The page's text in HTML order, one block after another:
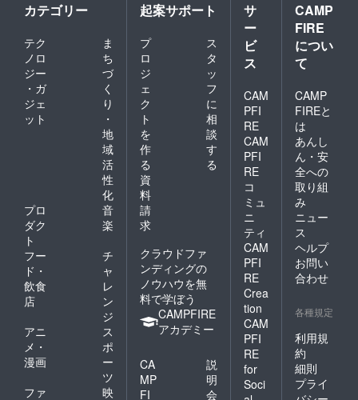
カテゴリー
テク
ノロ
ジー
・ガ
ジェ
ット
ま
ち
づ
く
り
・
地
域
活
性
化
プロ
ダク
ト
音
楽
フー
ド・
飲食
店
チ
ャ
レ
ン
ジ
アニ
メ・
漫画
ス
ポ
ー
ツ
ファ
映
起案サポート
プ
ロ
ジ
ェ
ク
ト
を
作
る
ス
タ
ッ
フ
に
相
談
す
る
資
料
請
求
クラウドファ
ンディングの
ノウハウを無
料で学ぼう
CAMPFIRE
アカデミー
CA
MP
FI
説
明
会
サ
ー
ビ
ス
CAM
PFI
RE
CAM
PFI
RE
コ
ミュ
ニ
ティ
CAM
PFI
RE
Crea
tion
CAM
PFI
RE
for
Soci
CAMP
FIRE
につい
て
CAMP
FIREと
は
あんし
ん・安
全への
取り組
み
ニュー
ス
ヘルプ
お問い
合わせ
各種規定
利用規
約
細則
プライ